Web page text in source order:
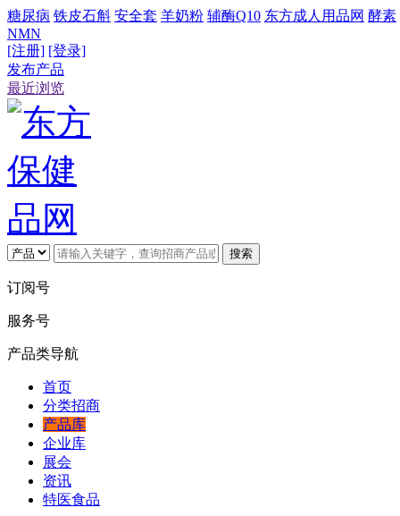
糖尿病 铁皮石斛 安全套 羊奶粉 辅酶Q10 东方成人用品网 酵素
NMN
[注册] [登录]
发布产品
最近浏览
搜索
订阅号
服务号
产品类导航
首页
分类招商
产品库
企业库
展会
资讯
特医食品